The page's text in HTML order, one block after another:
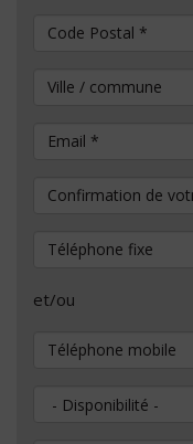
Code Postal *
Ville / commune
Email*
Confirmation de
Téléphone fixe
et/ou
Téléphone mobile
Disponibilité